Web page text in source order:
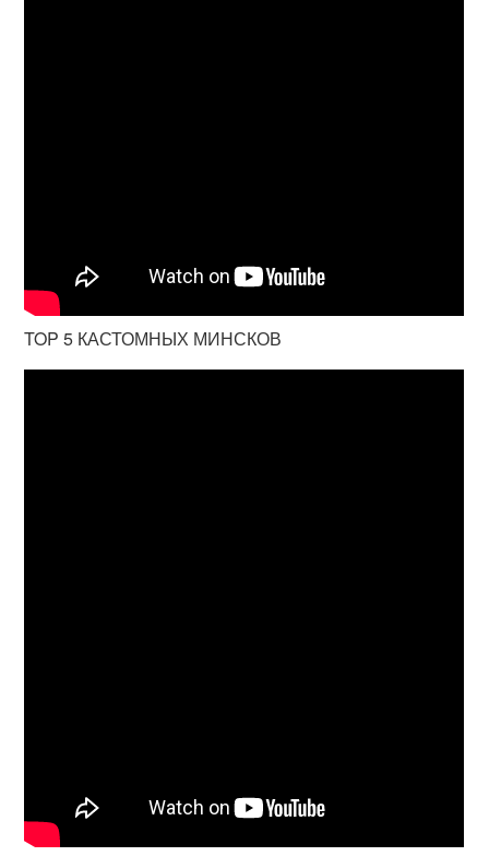
TOP 5 КАСТОМНЫХ МИНСКОВ